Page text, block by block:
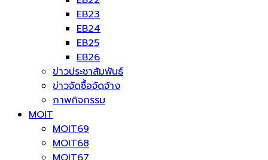
EB23
EB24
EB25
EB26
ข่าวประชาสัมพันธ์
ข่าวจัดซื้อจัดจ้าง
ภาพกิจกรรม
MOIT
MOIT69
MOIT68